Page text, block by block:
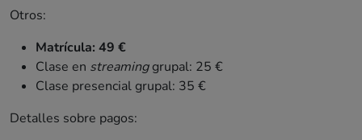
Otros:
Matrícula: 49 €
Clase en streaminggrupal: 25 €
Clase presencial grupal: 35 €
Detalles sobre pagos: